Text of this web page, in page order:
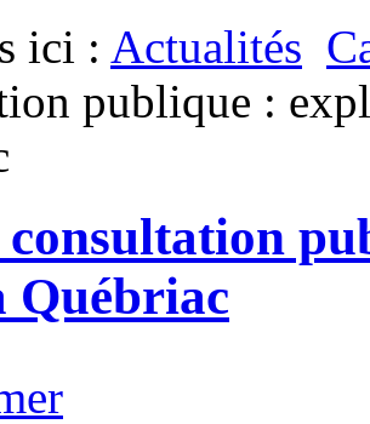
ici : Actualités
publique :
consultation
Québriac